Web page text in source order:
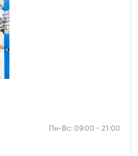
Пн-Вс: 09:00 - 21:00